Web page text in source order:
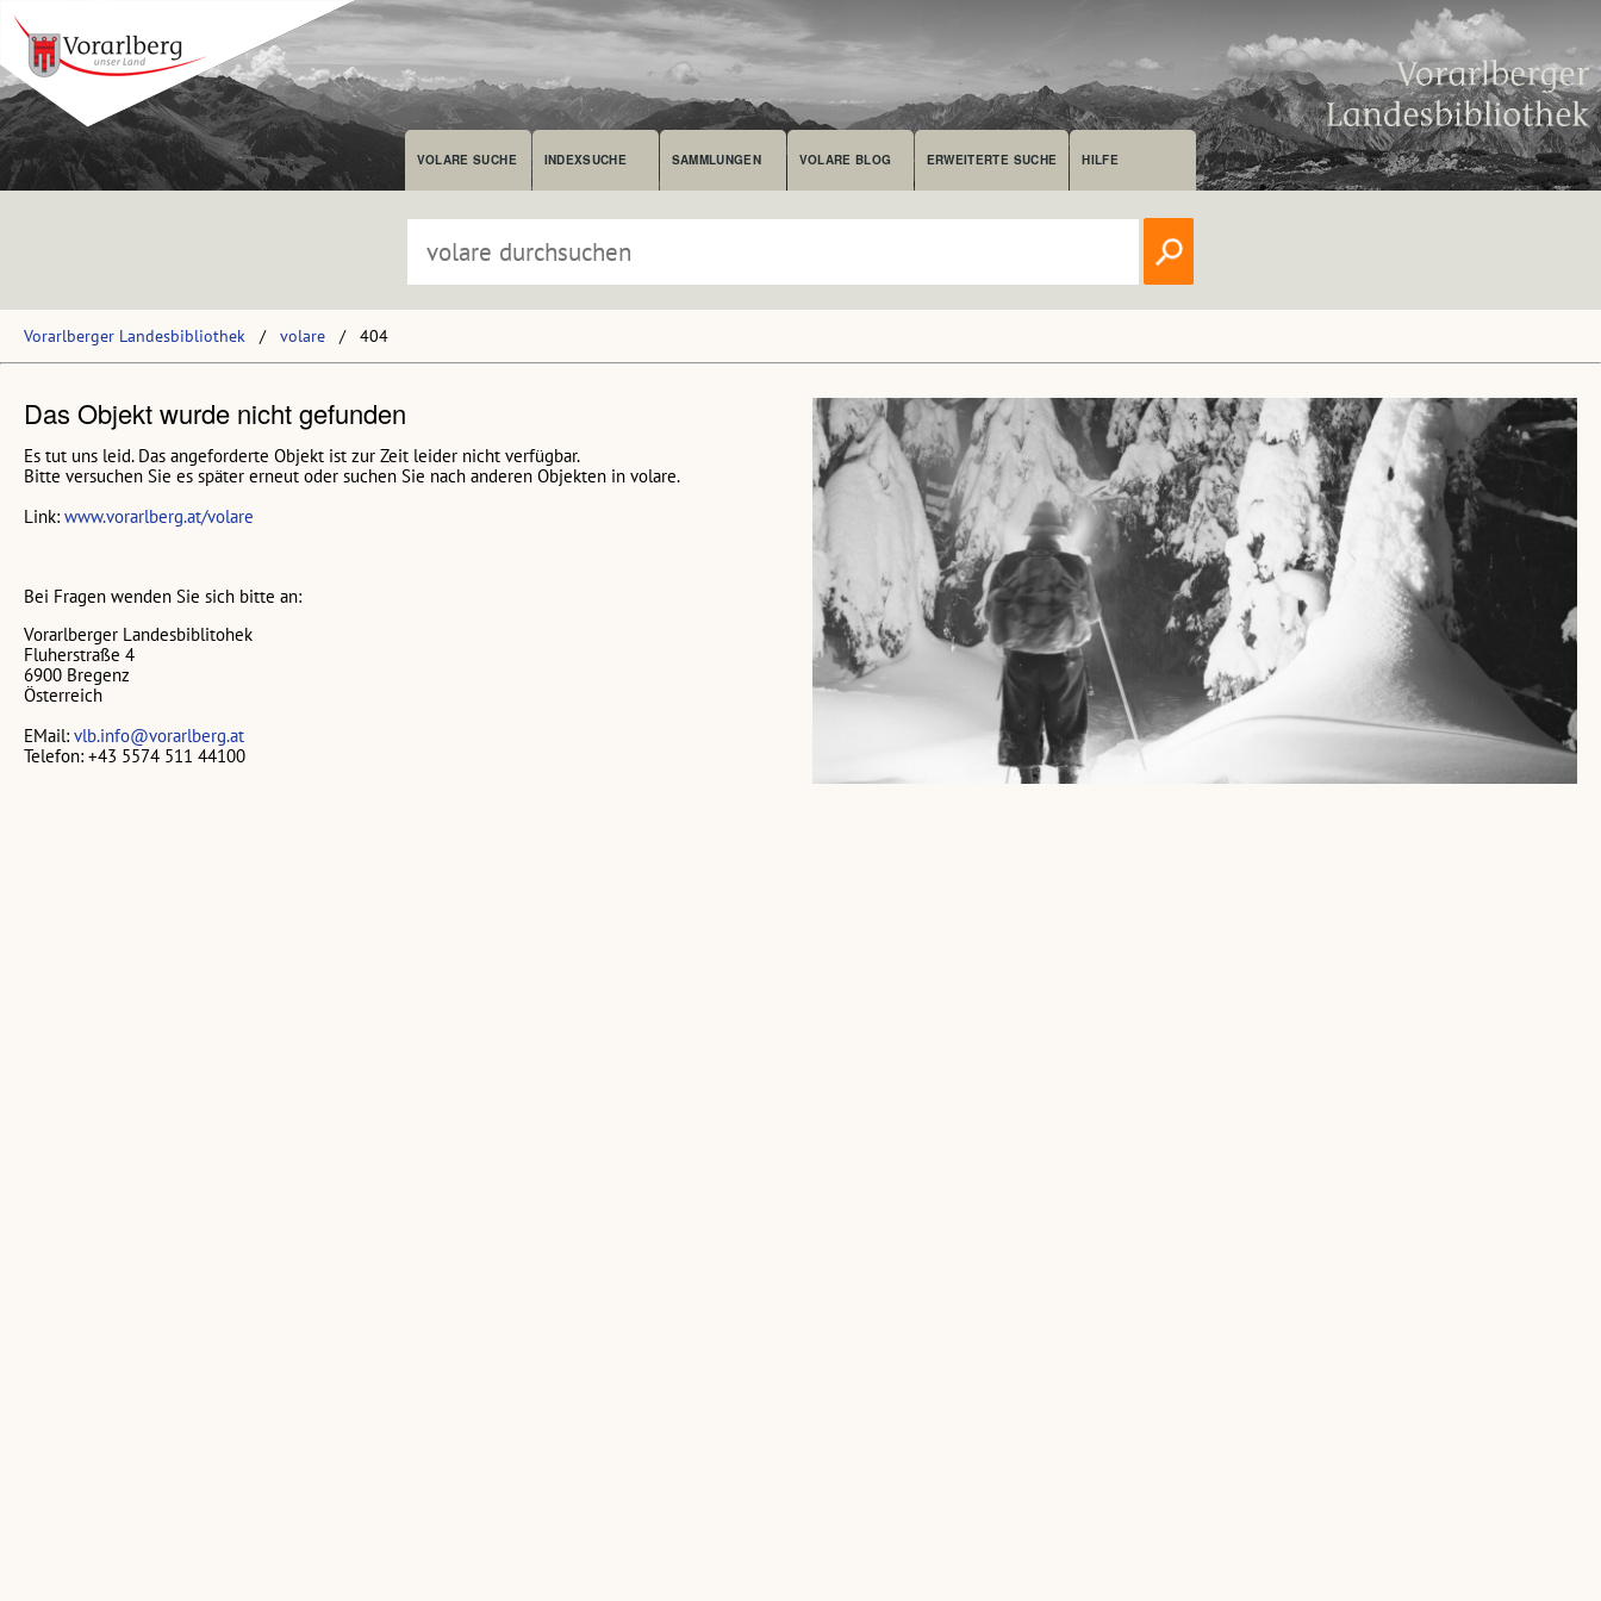
VOLARE SUCHE INDEXSUCHE SAMMLUNGEN VOLARE BLOG ERWEITERTE SUCHE HILFE
Vorarlberger Landesbibliothek volare 404
Das Objekt wurde nicht gefunden
Es tut uns leid. Das angeforderte Objekt ist zur Zeit leider nicht verfügbar.
Bitte versuchen Sie es später erneut oder suchen Sie nach anderen Objekten in volare.
Link: www.vorarlberg.at/volare
Bei Fragen wenden Sie sich bitte an:
Vorarlberger Landesbiblitohek
Fluherstraße 4
6900 Bregenz
Österreich
EMail: vlb.info@vorarlberg.at
Telefon: +43 5574 511 44100